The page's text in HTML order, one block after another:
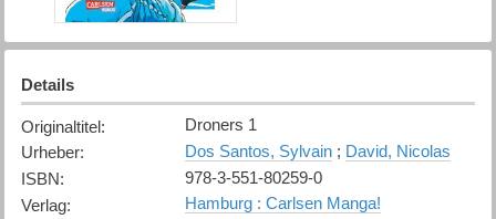
Details
Originaltitel:
Droners 1
Urheber: Dos Santos, Sylvain; David, Nicolas
ISBN:
978-3-551-80259-0
Verlag:
Hamburg : Carlsen Manga!